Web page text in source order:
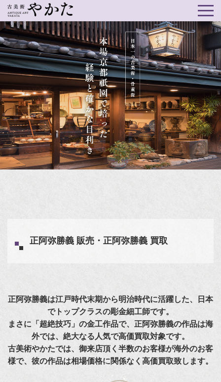
正阿弥勝義 販売・正阿弥勝義 買取
正阿弥勝義は江戸時代末期から明治時代に活躍した、日本
でトップクラスの彫金細工師です。
まさに「超絶技巧」の金工作品で、正阿弥勝義の作品は海
外では、絶大なる人気で高価買取対象です。
古美術やかたでは、御来店頂く半数のお客様が海外のお客
様で、彼の作品は相場価格に関係なく高価買取致します。